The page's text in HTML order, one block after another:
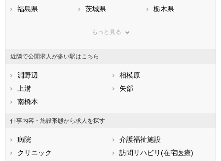
福島県
茨城県
栃木県
神奈川県
石川県
福井県
静岡県
滋賀県
兵庫県
香川県
高知県
福岡県
長崎県
もっと見る
近隣で公開求人が多い駅はこちら
淵野辺
相模原
上溝
矢部
南橋本
仕事内容・施設形態から求人を探す
病院
介護福祉施設
クリニック
訪問リハビリ(在宅医療)